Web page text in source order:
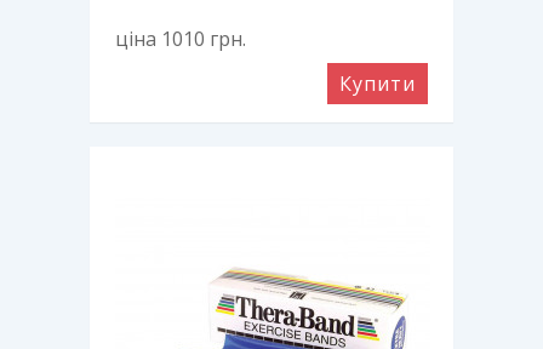
ціна 1010 грн.
Купити